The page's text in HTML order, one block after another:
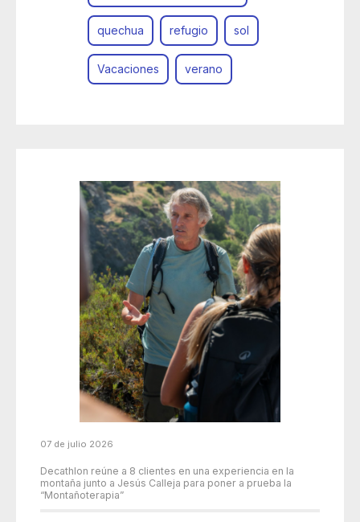
quechua refugio sol
Vacaciones verano
07 de julio 2026
Decathlon reúne a 8 clientes en una experiencia en la
montaña junto a Jesús Calleja para poner a prueba la
“Montañoterapia”